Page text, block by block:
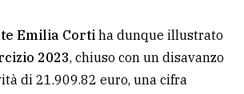
Emilia Corti ha dunque illustrato
2023, chiuso con un disavanzo
di 21.909.82 euro, una cifra